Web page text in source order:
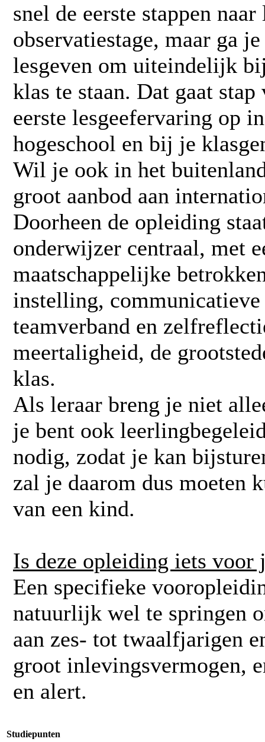
snel de eerste stappen
observatiestage, maar ga
lesgeven om uiteindelijk
klas te staan. Dat gaat
eerste lesgeefervaring op
hogeschool en bij je
Wil je ook in het
groot aanbod aan
Doorheen de opleiding
onderwijzer centraal, met
maatschappelijke
instelling,
teamverband en
meertaligheid, de
klas.
Als leraar breng je niet
je bent ook
nodig, zodat je kan
zal je daarom dus moeten
van een kind.
Is deze opleiding iets voor
Een specifieke
natuurlijk wel te springen
aan zes- tot twaalfjarigen
groot inlevingsvermogen,
en alert.
Studiepunten